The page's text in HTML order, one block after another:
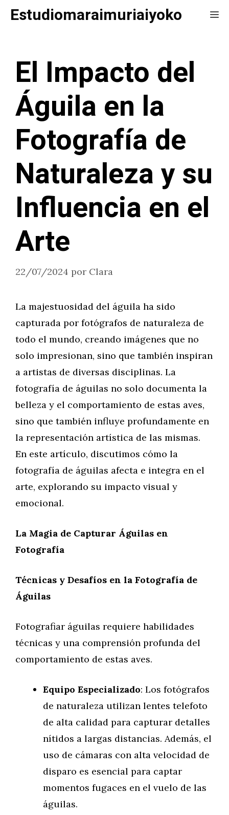
SaltarEstudiomaraimuriaiyoko
El Impacto del
Águila en la
Fotografía de
Naturaleza y su
Influencia en el
Arte
22/07/2024 por Clara
La majestuosidad del águila ha sido
capturada por fotógrafos de naturaleza de
todo el mundo, creando imágenes que no
solo impresionan, sino que también inspiran
a artistas de diversas disciplinas. La
fotografía de águilas no solo documenta la
belleza y el comportamiento de estas aves,
sino que también influye profundamente en
la representación artística de las mismas.
En este artículo, discutimos cómo la
fotografía de águilas afecta e integra en el
arte, explorando su impacto visual y
emocional.
La Magia de Capturar Águilas en
Fotografía
Técnicas y Desafíos en la Fotografía de
Águilas
Fotografiar águilas requiere habilidades
técnicas y una comprensión profunda del
comportamiento de estas aves.
Equipo Especializado: Los fotógrafos
de naturaleza utilizan lentes telefoto
de alta calidad para capturar detalles
nítidos a largas distancias. Además, el
uso de cámaras con alta velocidad de
disparo es esencial para captar
momentos fugaces en el vuelo de las
águilas.